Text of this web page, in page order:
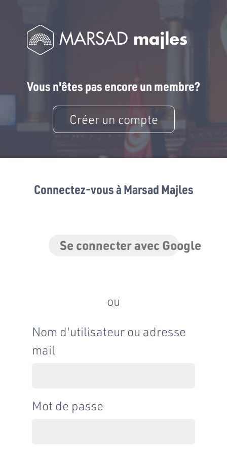
Vous n'êtes pas encore un membre?
Créer un compte
Connectez-vous à Marsad Majles
Se connecter avec Google
ou
Nom d'utilisateur ou adresse
mail
Mot de passe